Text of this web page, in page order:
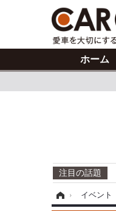
ホーム
注目の話題
› イベント